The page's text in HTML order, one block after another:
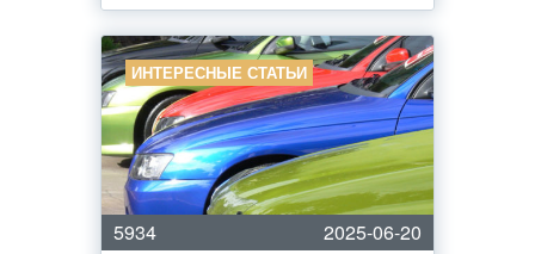
ИНТЕРЕСНЫЕ СТАТЬИ
5934
2025-06-20